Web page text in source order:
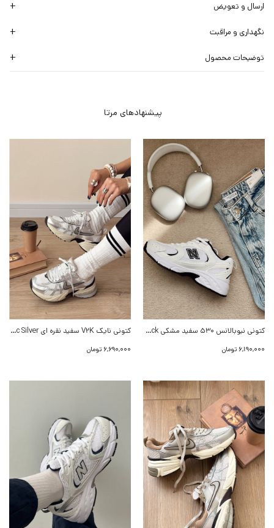
ارسال و تعویض
نگهداری و مراقبت
توضیحات محصول
کتونی نیوبالانس 530 سفید مشکی New balance 530 White Black
6,190,000تومان
کتونی نایک V2K سفید نقره ای Nike Run Summit White/Metalic Silver
6,690,000تومان